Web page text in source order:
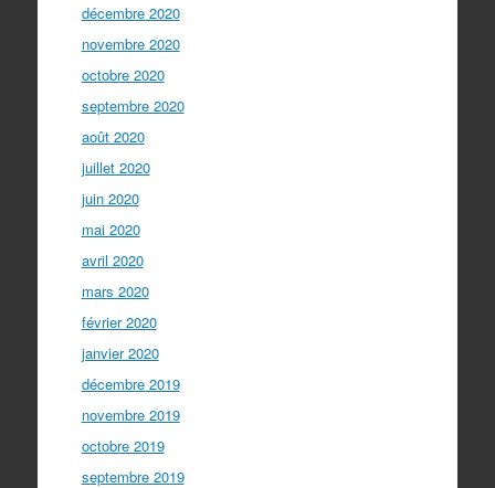
décembre 2020
novembre 2020
octobre 2020
septembre 2020
août 2020
juillet 2020
juin 2020
mai 2020
avril 2020
mars 2020
février 2020
janvier 2020
décembre 2019
novembre 2019
octobre 2019
septembre 2019